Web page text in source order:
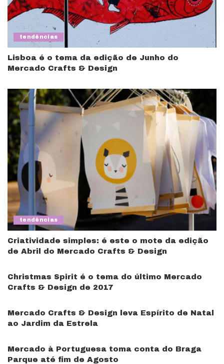
tendências
Lisboa é o tema da edição de Junho do
Mercado Crafts & Design
tendências
Criatividade simples: é este o mote da edição
de Abril do Mercado Crafts & Design
Christmas Spirit é o tema do último Mercado
Crafts & Design de 2017
Mercado Crafts & Design leva Espírito de Natal
ao Jardim da Estrela
Mercado à Portuguesa toma conta do Braga
Parque até fim de Agosto